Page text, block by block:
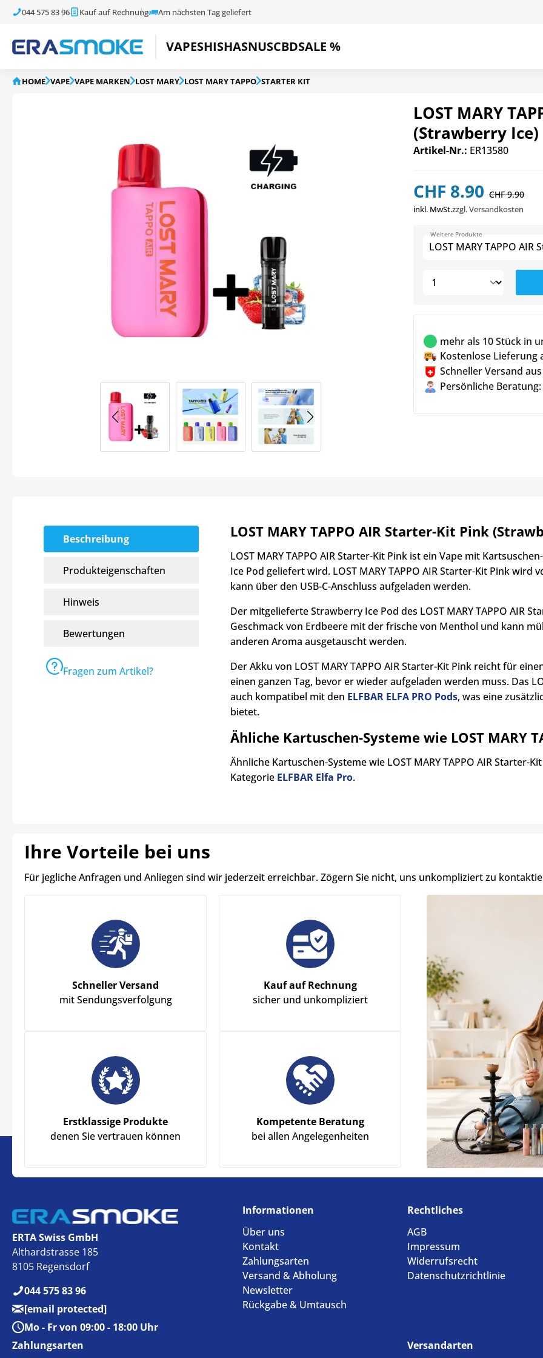
044 575 83 96 Kauf auf Rechnung Am nächsten Tag geliefert
VAPESHISHASNUSCBDSALE %
HOME VAPE VAPE MARKEN LOST MARY LOST MARY TAPPO STARTER KIT
LOST MARY
(Strawberry Ice)
Artikel-Nr.: ER13580
CHF 8.90 CHF 9.90
inkl. MwSt.zzgl. Versandkosten
LOST MARY TAPPO
Weitere Produkte
mehr als 10 Stück in
Kostenlose Lieferung
Schneller Versand
Persönliche Beratung:
Beschreibung
Produkteigenschaften
Hinweis
Bewertungen
Fragen zum Artikel?
LOST MARY TAPPO AIR Starter-Kit Pink
LOST MARY TAPPO AIR Starter-Kit Pink ist ein Vape mit
Ice Pod geliefert wird. LOST MARY TAPPO AIR Starter-Kit Pink
kann über den USB-C-Anschluss aufgeladen werden.
Der mitgelieferte Strawberry Ice Pod des LOST MARY TAPPO AIR
Geschmack von Erdbeere mit der frische von Menthol und kann
anderen Aroma ausgetauscht werden.
Der Akku von LOST MARY TAPPO AIR Starter-Kit Pink reicht für
einen ganzen Tag, bevor er wieder aufgeladen werden muss. Das
auch kompatibel mit den ELFBAR ELFA PRO Pods, was eine
bietet.
Ähliche Kartuschen-Systeme wie LOST MARY
Ähnliche Kartuschen-Systeme wie LOST MARY TAPPO AIR Starter-
Kategorie ELFBAR Elfa Pro.
Ihre Vorteile bei uns
Für jegliche Anfragen und Anliegen sind wir jederzeit erreichbar. Zögern Sie nicht, uns unkompliziert zu
Schneller Versand
mit Sendungsverfolgung
Kauf auf Rechnung
sicher und unkompliziert
Erstklassige Produkte
denen Sie vertrauen können
Kompetente Beratung
bei allen Angelegenheiten
ERTA Swiss GmbH
Althardstrasse 185
8105 Regensdorf
044 575 83 96
[email protected]
Mo - Fr von 09:00 - 18:00 Uhr
Informationen
Über uns
Kontakt
Zahlungsarten
Versand & Abholung
Newsletter
Rückgabe & Umtausch
Rechtliches
AGB
Impressum
Widerrufsrecht
Datenschutzrichtlinie
Zahlungsarten Versandarten